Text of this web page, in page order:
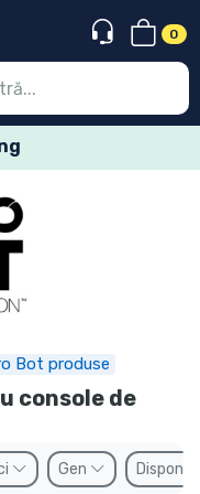
0
Bot produse
console de
Gen